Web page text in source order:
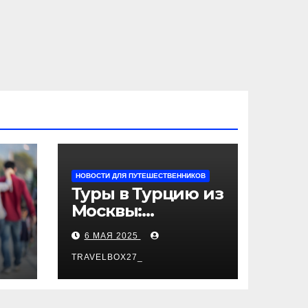
НОВОСТИ ДЛЯ ПУТЕШЕСТВЕННИКОВ
Туры в Турцию из
Москвы:
пляжный отдых,
экскурсии и
лучшие курорты
6 МАЯ 2025
TRAVELBOX27_